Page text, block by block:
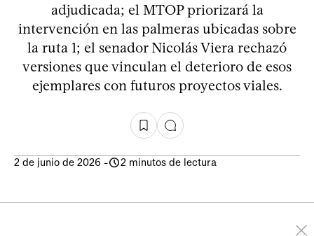
adjudicada; el MTOP priorizará la
intervención en las palmeras ubicadas sobre
la ruta 1; el senador Nicolás Viera rechazó
versiones que vinculan el deterioro de esos
ejemplares con futuros proyectos viales.
2 de junio de 2026 - 2 minutos de lectura